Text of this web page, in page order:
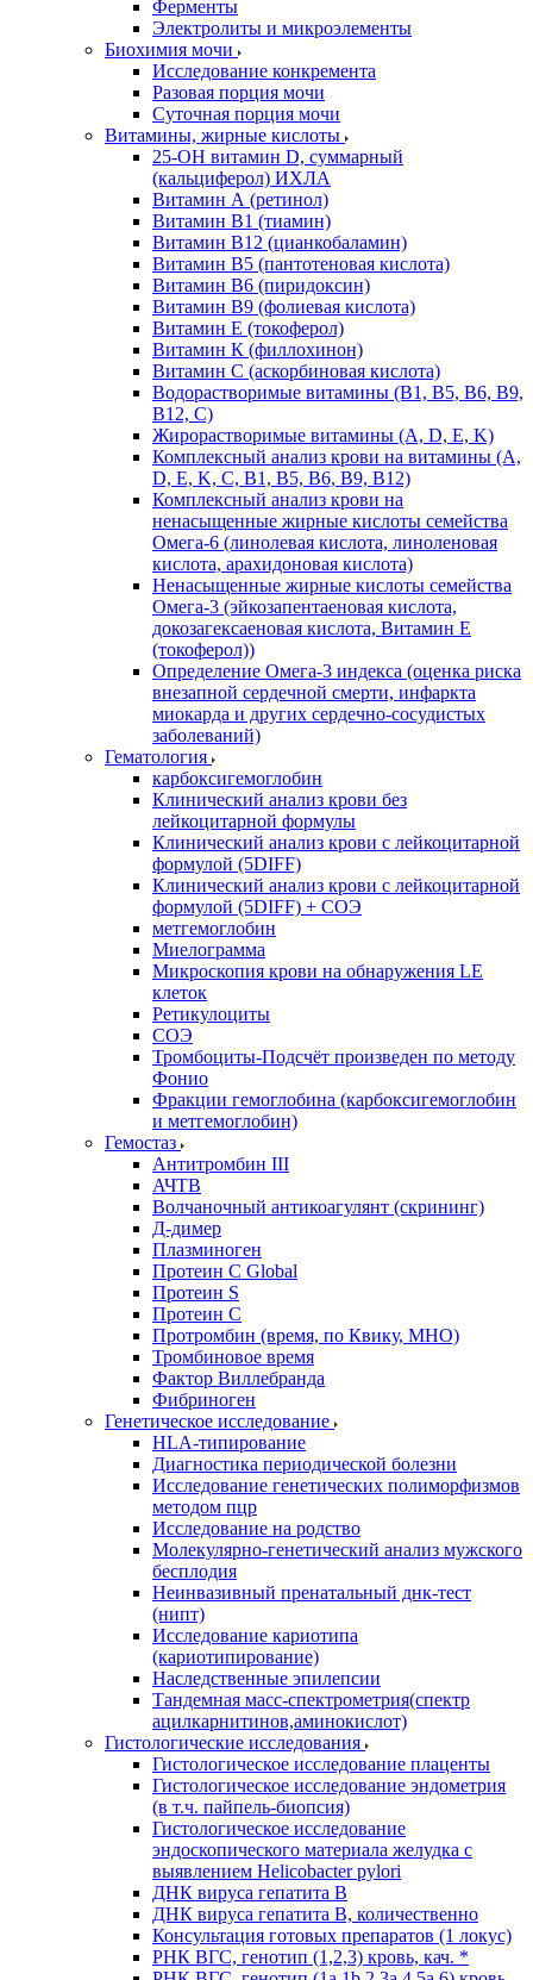
Ферменты
Электролиты и микроэлементы
Биохимия мочи
Исследование конкремента
Разовая порция мочи
Суточная порция мочи
Витамины, жирные кислоты
25-OH витамин D, суммарный
(кальциферол) ИХЛА
Витамин А (ретинол)
Витамин В1 (тиамин)
Витамин В12 (цианкобаламин)
Витамин В5 (пантотеновая кислота)
Витамин В6 (пиридоксин)
Витамин В9 (фолиевая кислота)
Витамин Е (токоферол)
Витамин К (филлохинон)
Витамин С (аскорбиновая кислота)
Водорастворимые витамины (B1, B5, B6, В9,
В12, С)
Жирорастворимые витамины (A, D, E, K)
Комплексный анализ крови на витамины (A,
D, E, K, C, B1, B5, B6, В9, B12)
Комплексный анализ крови на
ненасыщенные жирные кислоты семейства
Омега-6 (линолевая кислота, линоленовая
кислота, арахидоновая кислота)
Ненасыщенные жирные кислоты семейства
Омега-3 (эйкозапентаеновая кислота,
докозагексаеновая кислота, Витамин E
(токоферол))
Определение Омега-3 индекса (оценка риска
внезапной сердечной смерти, инфаркта
миокарда и других сердечно-сосудистых
заболеваний)
Гематология
карбоксигемоглобин
Клинический анализ крови без
лейкоцитарной формулы
Клинический анализ крови с лейкоцитарной
формулой (5DIFF)
Клинический анализ крови с лейкоцитарной
формулой (5DIFF) + СОЭ
метгемоглобин
Миелограмма
Микроскопия крови на обнаружения LE
клеток
Ретикулоциты
СОЭ
Тромбоциты-Подсчёт произведен по методу
Фонио
Фракции гемоглобина (карбоксигемоглобин
и метгемоглобин)
Гемостаз
Антитромбин III
АЧТВ
Волчаночный антикоагулянт (скрининг)
Д-димер
Плазминоген
Протеин C Global
Протеин S
Протеин С
Протромбин (время, по Квику, МНО)
Тромбиновое время
Фактор Виллебранда
Фибриноген
Генетическое исследование
HLA-типирование
Диагностика периодической болезни
Исследование генетических полиморфизмов
методом пцр
Исследование на родство
Молекулярно-генетический анализ мужского
бесплодия
Неинвазивный пренатальный днк-тест
(нипт)
Исследование кариотипа
(кариотипирование)
Наследственные эпилепсии
Тандемная масс-спектрометрия(спектр
ацилкарнитинов,аминокислот)
Гистологические исследования
Гистологическое исследование плаценты
Гистологическое исследование эндометрия
(в т.ч. пайпель-биопсия)
Гистологическое исследование
эндоскопического материала желудка с
выявлением Helicobacter pylori
ДНК вируса гепатита B
ДНК вируса гепатита B, количественно
Консультация готовых препаратов (1 локус)
РНК ВГC, генотип (1,2,3) кровь, кач. *